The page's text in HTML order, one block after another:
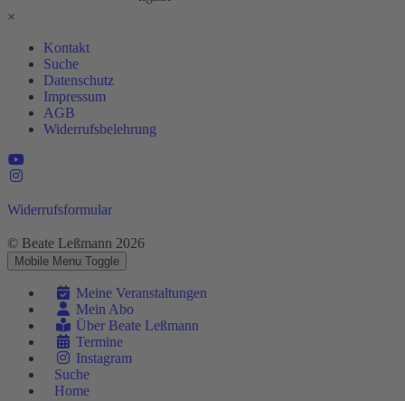
×
Kontakt
Suche
Datenschutz
Impressum
AGB
Widerrufsbelehrung
Widerrufsformular
© Beate Leßmann 2026
Mobile Menu Toggle
Meine Veranstaltungen
Mein Abo
Über Beate Leßmann
Termine
Instagram
Suche
Home